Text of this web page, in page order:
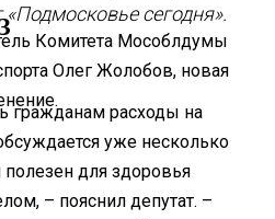
сегодня».
Комитета Мособлдумы
Олег Жолобов, новая
гражданам расходы на
уже несколько
полезен для здоровья
– пояснил депутат. –